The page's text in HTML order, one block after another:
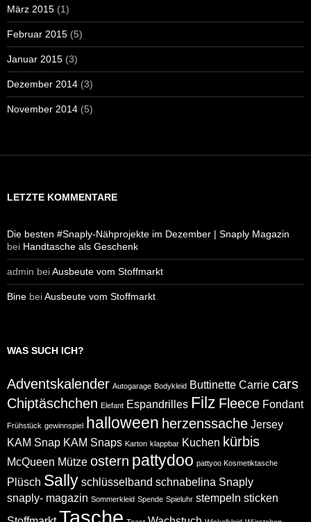
März 2015 (1)
Februar 2015 (5)
Januar 2015 (3)
Dezember 2014 (3)
November 2014 (5)
LETZTE KOMMENTARE
Die besten #Snaply-Nähprojekte im Dezember | Snaply Magazin
bei Handtasche als Geschenk
admin beiAusbeute vom Stoffmarkt
Bine beiAusbeute vom Stoffmarkt
WAS SUCH ICH?
Adventskalender Autogarage Bodykleid Buttinette Carrie cars
Chiptäschchen Elefant Espandrilles Filz Fleece Fondant
Frühstück gewinnspiel halloween herzenssache Jersey
KAM Snap KAM Snaps Karton klappbar Kuchen kürbis
McQueen Mütze ostern pattydoo pattyoo Kosmetiktasche
Plüsch Sally schlüsselband schnabelina Snaply
snaply- magazin Sommerkleid Spende Spieluhr stempeln sticken
Tasche